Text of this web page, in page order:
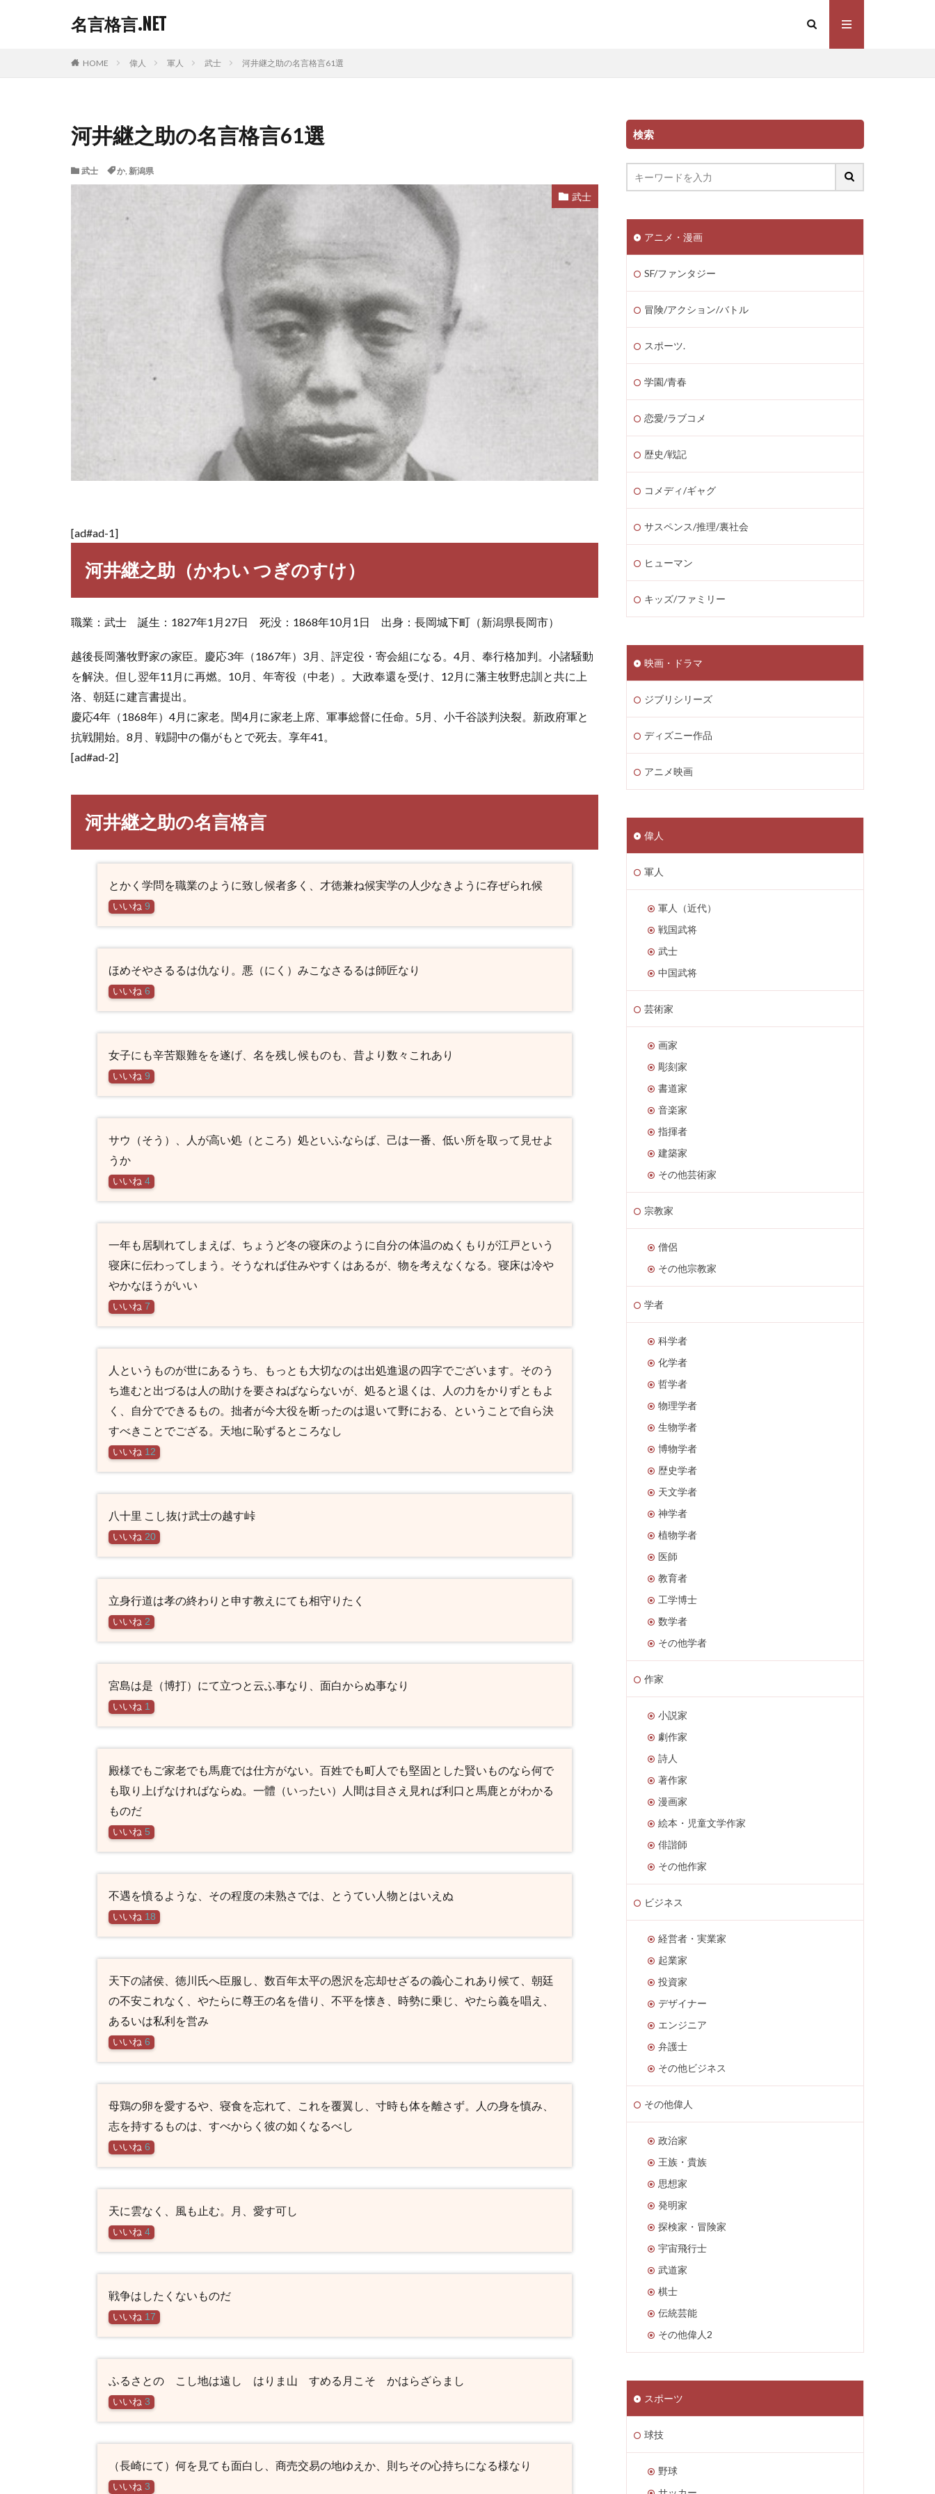
名言格言.NET
HOME 偉人 軍人 武士 河井継之助の名言格言61選
河井継之助の名言格言61選
武士 か, 新潟県
武士
[ad#ad-1]
河井継之助（かわい つぎのすけ）
職業：武士 誕生：1827年1月27日 死没：1868年10月1日 出身：長岡城下町（新潟県長岡市）
越後長岡藩牧野家の家臣。慶応3年（1867年）3月、評定役・寄会組になる。4月、奉行格加判。小諸騒動
を解決。但し翌年11月に再燃。10月、年寄役（中老）。大政奉還を受け、12月に藩主牧野忠訓と共に上
洛、朝廷に建言書提出。
慶応4年（1868年）4月に家老。閏4月に家老上席、軍事総督に任命。5月、小千谷談判決裂。新政府軍と
抗戦開始。8月、戦闘中の傷がもとで死去。享年41。
[ad#ad-2]
河井継之助の名言格言
とかく学問を職業のように致し候者多く、才徳兼ね候実学の人少なきように存ぜられ候
いいね 9
ほめそやさるるは仇なり。悪（にく）みこなさるるは師匠なり
いいね 6
女子にも辛苦艱難をを遂げ、名を残し候ものも、昔より数々これあり
いいね 9
サウ（そう）、人が高い処（ところ）処といふならば、己は一番、低い所を取って見せよ
うか
いいね 4
一年も居馴れてしまえば、ちょうど冬の寝床のように自分の体温のぬくもりが江戸という
寝床に伝わってしまう。そうなれば住みやすくはあるが、物を考えなくなる。寝床は冷や
やかなほうがいい
いいね 7
人というものが世にあるうち、もっとも大切なのは出処進退の四字でございます。そのう
ち進むと出づるは人の助けを要さねばならないが、処ると退くは、人の力をかりずともよ
く、自分でできるもの。拙者が今大役を断ったのは退いて野におる、ということで自ら決
すべきことでござる。天地に恥ずるところなし
いいね 12
八十里 こし抜け武士の越す峠
いいね 20
立身行道は孝の終わりと申す教えにても相守りたく
いいね 2
宮島は是（博打）にて立つと云ふ事なり、面白からぬ事なり
いいね 1
殿様でもご家老でも馬鹿では仕方がない。百姓でも町人でも堅固とした賢いものなら何で
も取り上げなければならぬ。一體（いったい）人間は目さえ見れば利口と馬鹿とがわかる
ものだ
いいね 5
不遇を憤るような、その程度の未熟さでは、とうてい人物とはいえぬ
いいね 18
天下の諸侯、徳川氏へ臣服し、数百年太平の恩沢を忘却せざるの義心これあり候て、朝廷
の不安これなく、やたらに尊王の名を借り、不平を懐き、時勢に乗じ、やたら義を唱え、
あるいは私利を営み
いいね 6
母鶏の卵を愛するや、寝食を忘れて、これを覆翼し、寸時も体を離さず。人の身を慎み、
志を持するものは、すべからく彼の如くなるべし
いいね 6
天に雲なく、風も止む。月、愛す可し
いいね 4
戦争はしたくないものだ
いいね 17
ふるさとの こし地は遠し はりま山 すめる月こそ かはらざらまし
いいね 3
（長崎にて）何を見ても面白し、商売交易の地ゆえか、則ちその心持ちになる様なり
いいね 3
検索
アニメ・漫画
SF/ファンタジー
冒険/アクション/バトル
スポーツ.
学園/青春
恋愛/ラブコメ
歴史/戦記
コメディ/ギャグ
サスペンス/推理/裏社会
ヒューマン
キッズ/ファミリー
映画・ドラマ
ジブリシリーズ
ディズニー作品
アニメ映画
偉人
軍人
軍人（近代）
戦国武将
武士
中国武将
芸術家
画家
彫刻家
書道家
音楽家
指揮者
建築家
その他芸術家
宗教家
僧侶
その他宗教家
学者
科学者
化学者
哲学者
物理学者
生物学者
博物学者
歴史学者
天文学者
神学者
植物学者
医師
教育者
工学博士
数学者
その他学者
作家
小説家
劇作家
詩人
著作家
漫画家
絵本・児童文学作家
俳諧師
その他作家
ビジネス
経営者・実業家
起業家
投資家
デザイナー
エンジニア
弁護士
その他ビジネス
その他偉人
政治家
王族・貴族
思想家
発明家
探検家・冒険家
宇宙飛行士
武道家
棋士
伝統芸能
その他偉人2
スポーツ
球技
野球